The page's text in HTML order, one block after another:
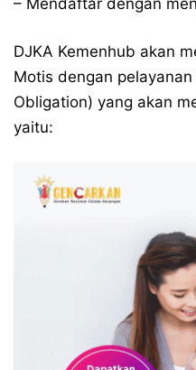
DJKA Kemenhub akan
Motis dengan
Obligation) yang akan
yaitu: